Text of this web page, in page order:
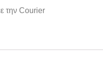
την Courier